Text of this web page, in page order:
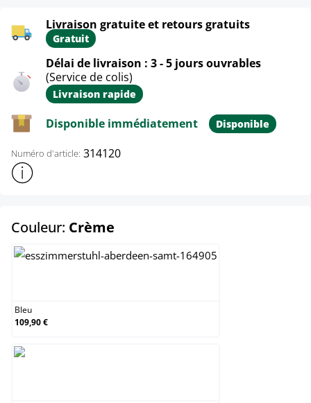
Livraison gratuite et retours gratuits
Gratuit
Délai de livraison : 3 - 5 jours ouvrables
(Service de colis)
Livraison rapide
Disponible immédiatement Disponible
Numéro d'article: 314120
Afficher plus d'informations sur le produit
Couleur: Crème
Bleu
109,90 €